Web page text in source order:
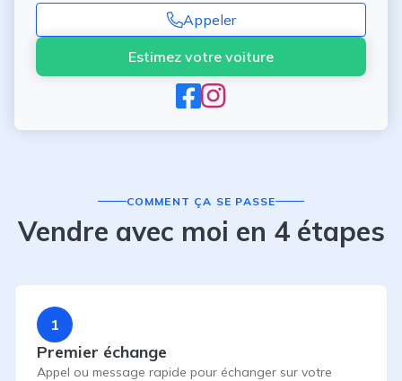
Appeler
Estimez votre voiture
COMMENT ÇA SE PASSE
Vendre avec moi en 4 étapes
1
Premier échange
Appel ou message rapide pour échanger sur votre